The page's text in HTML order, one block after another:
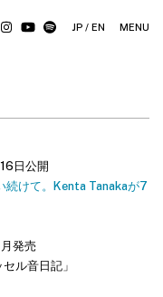
JP / EN MENU
日公開
続けて。Kenta Tanakaが7
発売
ル音日記」